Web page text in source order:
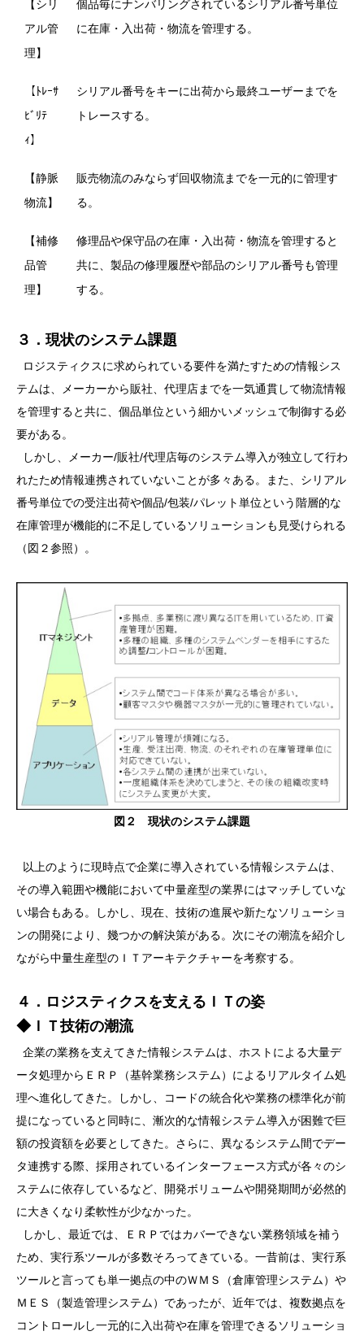
【シリ
アル管
理】
個品毎にナンバリングされているシリアル番号単位
に在庫・入出荷・物流を管理する。
【ﾄﾚｰｻ
ﾋﾞﾘﾃ
ｨ】
シリアル番号をキーに出荷から最終ユーザーまでを
トレースする。
【静脈
物流】
販売物流のみならず回収物流までを一元的に管理す
る。
【補修
品管
理】
修理品や保守品の在庫・入出荷・物流を管理すると
共に、製品の修理履歴や部品のシリアル番号も管理
する。
３．現状のシステム課題
ロジスティクスに求められている要件を満たすための情報シス
テムは、メーカーから販社、代理店までを一気通貫して物流情報
を管理すると共に、個品単位という細かいメッシュで制御する必
要がある。
しかし、メーカー/販社/代理店毎のシステム導入が独立して行わ
れたため情報連携されていないことが多々ある。また、シリアル
番号単位での受注出荷や個品/包装/パレット単位という階層的な
在庫管理が機能的に不足しているソリューションも見受けられる
（図２参照）。
図２ 現状のシステム課題
以上のように現時点で企業に導入されている情報システムは、
その導入範囲や機能において中量産型の業界にはマッチしていな
い場合もある。しかし、現在、技術の進展や新たなソリューショ
ンの開発により、幾つかの解決策がある。次にその潮流を紹介し
ながら中量生産型のＩＴアーキテクチャーを考察する。
４．ロジスティクスを支えるＩＴの姿
◆ＩＴ技術の潮流
企業の業務を支えてきた情報システムは、ホストによる大量デ
ータ処理からＥＲＰ（基幹業務システム）によるリアルタイム処
理へ進化してきた。しかし、コードの統合化や業務の標準化が前
提になっていると同時に、漸次的な情報システム導入が困難で巨
額の投資額を必要としてきた。さらに、異なるシステム間でデー
タ連携する際、採用されているインターフェース方式が各々のシ
ステムに依存しているなど、開発ボリュームや開発期間が必然的
に大きくなり柔軟性が少なかった。
しかし、最近では、ＥＲＰではカバーできない業務領域を補う
ため、実行系ツールが多数そろってきている。一昔前は、実行系
ツールと言っても単一拠点の中のＷＭＳ（倉庫管理システム）や
ＭＥＳ（製造管理システム）であったが、近年では、複数拠点を
コントロールし一元的に入出荷や在庫を管理できるソリューショ